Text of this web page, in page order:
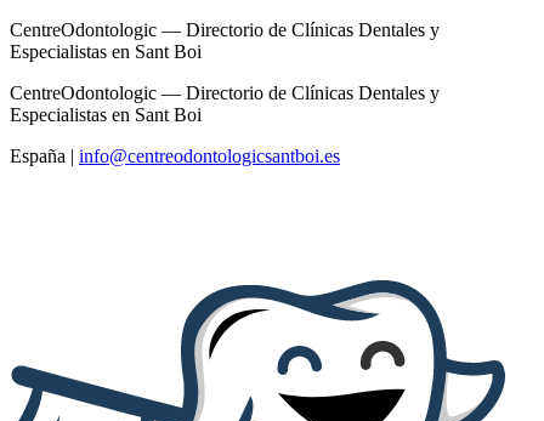
CentreOdontologic — Directorio de Clínicas Dentales y
Especialistas en Sant Boi
CentreOdontologic — Directorio de Clínicas Dentales y
Especialistas en Sant Boi
España | info@centreodontologicsantboi.es